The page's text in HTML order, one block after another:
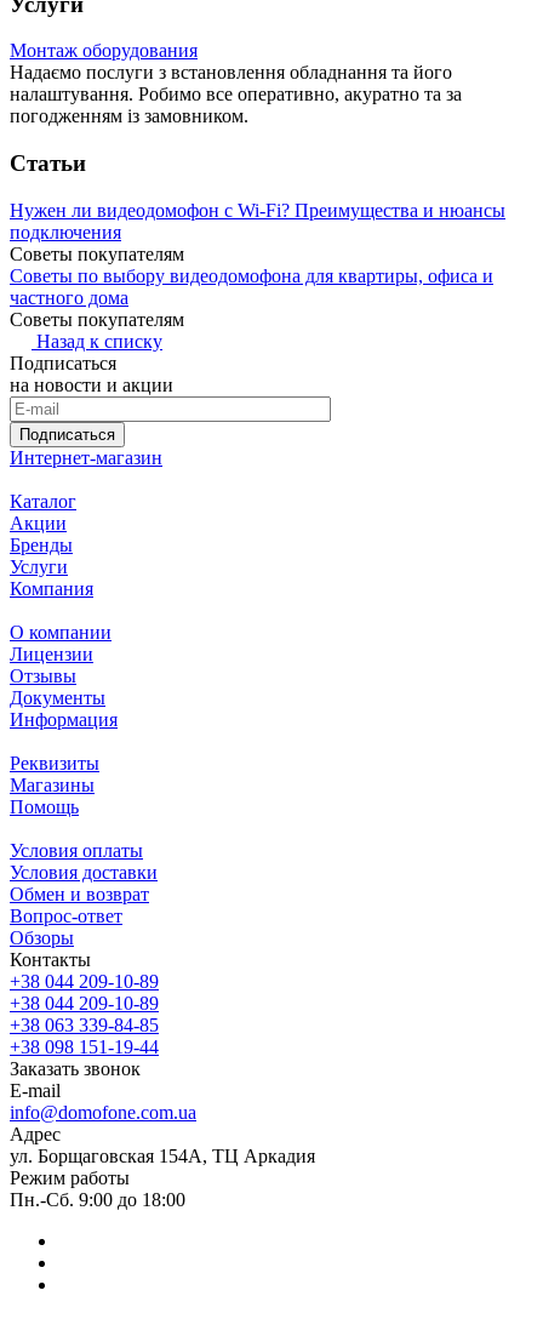
Монтаж оборудования
Надаємо послуги з встановлення обладнання та його
налаштування. Робимо все оперативно, акуратно та за
погодженням із замовником.
Статьи
Нужен ли видеодомофон с Wi-Fi? Преимущества и нюансы
подключения
Советы покупателям
Советы по выбору видеодомофона для квартиры, офиса и
частного дома
Советы покупателям
Назад к списку
Подписаться
на новости и акции
Подписаться
Интернет-магазин
Каталог
Акции
Бренды
Услуги
Компания
О компании
Лицензии
Отзывы
Документы
Информация
Реквизиты
Магазины
Помощь
Условия оплаты
Условия доставки
Обмен и возврат
Вопрос-ответ
Обзоры
Контакты
+38 044 209-10-89
+38 044 209-10-89
+38 063 339-84-85
+38 098 151-19-44
Заказать звонок
E-mail
info@domofone.com.ua
Адрес
ул. Борщаговская 154А, ТЦ Аркадия
Режим работы
Пн.-Сб. 9:00 до 18:00